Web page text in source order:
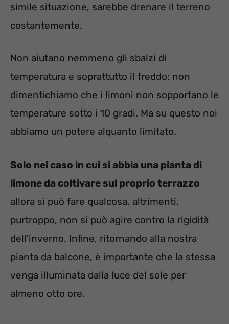
simile situazione, sarebbe drenare il terreno
costantemente.
Non aiutano nemmeno gli sbalzi di
temperatura e soprattutto il freddo: non
dimentichiamo che i limoni non sopportano le
temperature sotto i 10 gradi. Ma su questo noi
abbiamo un potere alquanto limitato.
Solo nel caso in cui si abbia una pianta di
limone da coltivare sul proprio terrazzo
allora si può fare qualcosa, altrimenti,
purtroppo, non si può agire contro la rigidità
dell’inverno. Infine, ritornando alla nostra
pianta da balcone, è importante che la stessa
venga illuminata dalla luce del sole per
almeno otto ore.